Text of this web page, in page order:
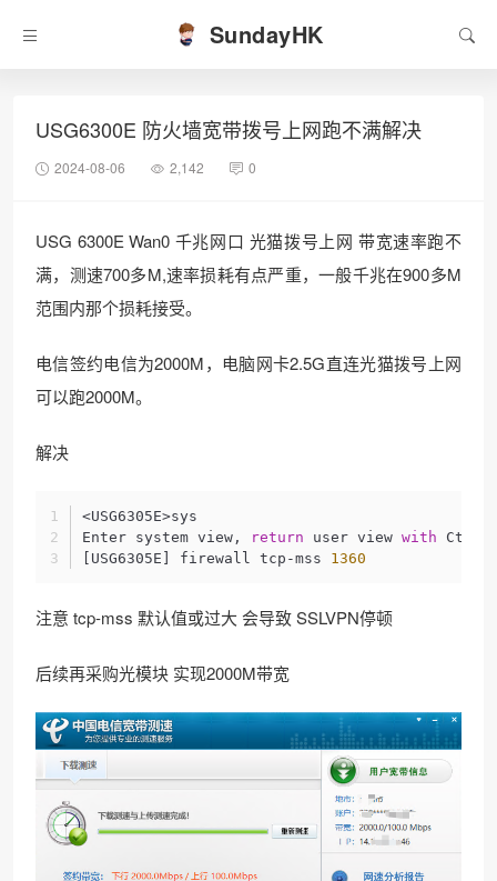
SundayHK
USG6300E 防火墙宽带拨号上网跑不满解决
2024-08-06 2,142 0
USG 6300E Wan0 千兆网口 光猫拨号上网 带宽速率跑不
满，测速700多M,速率损耗有点严重，一般千兆在900多M
范围内那个损耗接受。
电信签约电信为2000M，电脑网卡2.5G直连光猫拨号上网
可以跑2000M。
解决
<USG6305E>sys
Enter system view,
return user view with
[USG6305E] firewall tcp-mss 1360
注意 tcp-mss 默认值或过大 会导致 SSLVPN停顿
后续再采购光模块 实现2000M带宽